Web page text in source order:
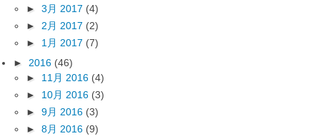
► 3月 2017 (4)
► 2月 2017 (2)
► 1月 2017 (7)
► 2016 (46)
► 11月 2016 (4)
► 10月 2016 (3)
► 9月 2016 (3)
► 8月 2016 (9)